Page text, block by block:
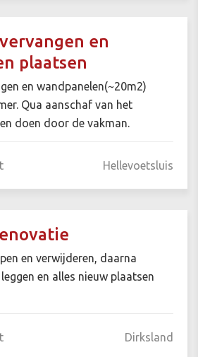
en
plaatsen
en wandpanelen(~20m2)
Qua aanschaf van het
doen door de vakman.
Hellevoetsluis
en verwijderen, daarna
en alles nieuw plaatsen
Dirksland